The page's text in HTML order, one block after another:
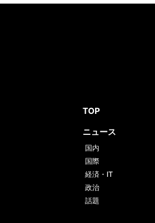
TOP
ニュース
国内
国際
経済・IT
政治
話題